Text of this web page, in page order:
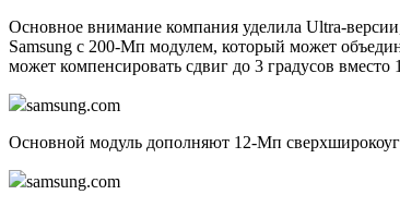
Основное внимание компания уделила Ultra-
Samsung с 200-Мп модулем, который может
может компенсировать сдвиг до 3 градусов вместо
samsung.com
Основной модуль дополняют 12-Мп
samsung.com